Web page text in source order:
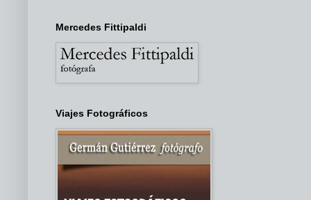
Mercedes Fittipaldi
Viajes Fotográficos